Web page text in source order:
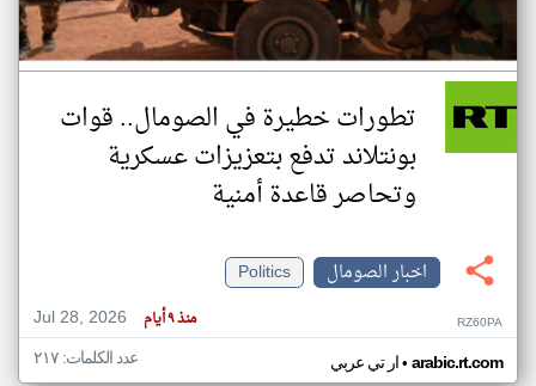
تطورات خطيرة في الصومال.. قوات
بونتلاند تدفع بتعزيزات عسكرية
وتحاصر قاعدة أمنية
اخبار الصومال
Politics
Jul 28, 2026
منذ ٩ أيام RZ60PA
ار تي عربي• arabic.rt.com عدد الكلمات: ٢١٧